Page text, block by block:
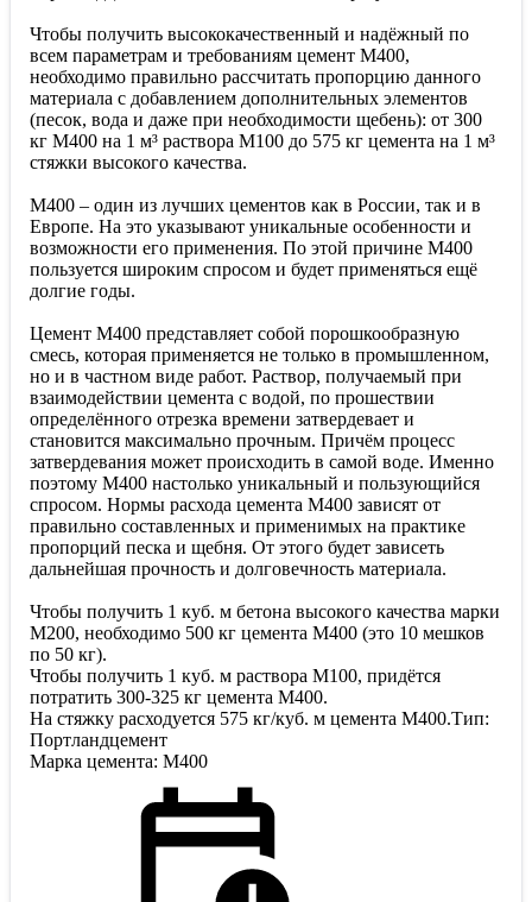
Чтобы получить высококачественный и надёжный по
всем параметрам и требованиям цемент М400,
необходимо правильно рассчитать пропорцию данного
материала с добавлением дополнительных элементов
(песок, вода и даже при необходимости щебень): от 300
кг М400 на 1 м³ раствора М100 до 575 кг цемента на 1 м³
стяжки высокого качества.
М400 – один из лучших цементов как в России, так и в
Европе. На это указывают уникальные особенности и
возможности его применения. По этой причине М400
пользуется широким спросом и будет применяться ещё
долгие годы.
Цемент М400 представляет собой порошкообразную
смесь, которая применяется не только в промышленном,
но и в частном виде работ. Раствор, получаемый при
взаимодействии цемента с водой, по прошествии
определённого отрезка времени затвердевает и
становится максимально прочным. Причём процесс
затвердевания может происходить в самой воде. Именно
поэтому М400 настолько уникальный и пользующийся
спросом. Нормы расхода цемента М400 зависят от
правильно составленных и применимых на практике
пропорций песка и щебня. От этого будет зависеть
дальнейшая прочность и долговечность материала.
Чтобы получить 1 куб. м бетона высокого качества марки
М200, необходимо 500 кг цемента М400 (это 10 мешков
по 50 кг).
Чтобы получить 1 куб. м раствора М100, придётся
потратить 300-325 кг цемента М400.
На стяжку расходуется 575 кг/куб. м цемента М400.Тип:
Портландцемент
Марка цемента: М400